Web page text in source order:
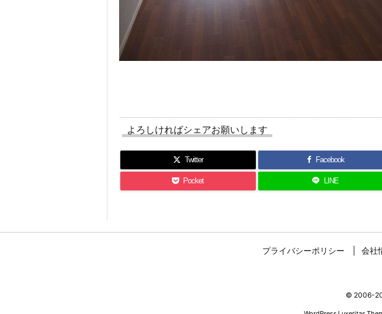
よろしければシェアお願いします
Twitter Facebook
Pocket LINE
プライバシーポリシー 会社
© 2006-